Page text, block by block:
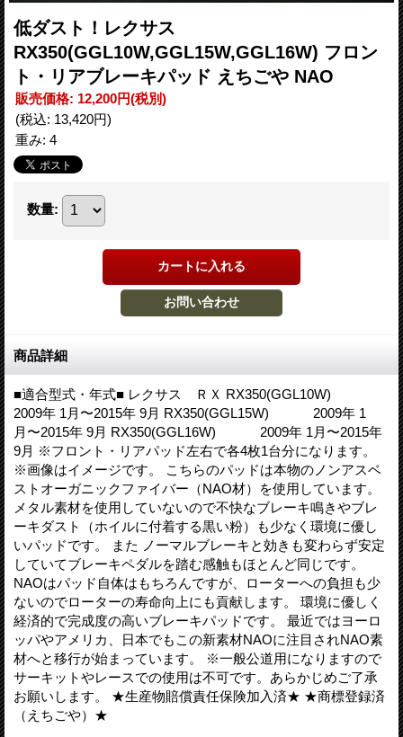
低ダスト！レクサス
RX350(GGL10W,GGL15W,GGL16W) フロン
ト・リアブレーキパッド えちごや NAO
販売価格: 12,200円(税別)
(税込: 13,420円)
重み: 4
数量:
商品詳細
■適合型式・年式■ レクサス ＲＸ RX350(GGL10W)
2009年 1月〜2015年 9月 RX350(GGL15W) 2009年 1
月〜2015年 9月 RX350(GGL16W) 2009年 1月〜2015年
9月 ※フロント・リアパッド左右で各4枚1台分になります。
※画像はイメージです。 こちらのパッドは本物のノンアスベ
ストオーガニックファイバー（NAO材）を使用しています。
メタル素材を使用していないので不快なブレーキ鳴きやブレ
ーキダスト（ホイルに付着する黒い粉）も少なく環境に優し
いパッドです。 また ノーマルブレーキと効きも変わらず安定
していてブレーキペダルを踏む感触もほとんど同じです。
NAOはパッド自体はもちろんですが、ローターへの負担も少
ないのでローターの寿命向上にも貢献します。 環境に優しく
経済的で完成度の高いブレーキパッドです。 最近ではヨーロ
ッパやアメリカ、日本でもこの新素材NAOに注目されNAO素
材へと移行が始まっています。 ※一般公道用になりますので
サーキットやレースでの使用は不可です。あらかじめご了承
お願いします。 ★生産物賠償責任保険加入済★ ★商標登録済
（えちごや）★